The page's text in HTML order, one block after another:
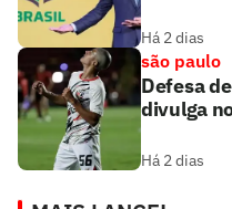
Há 2 dias
são paulo
Defesa
divulga
Há 2 dias